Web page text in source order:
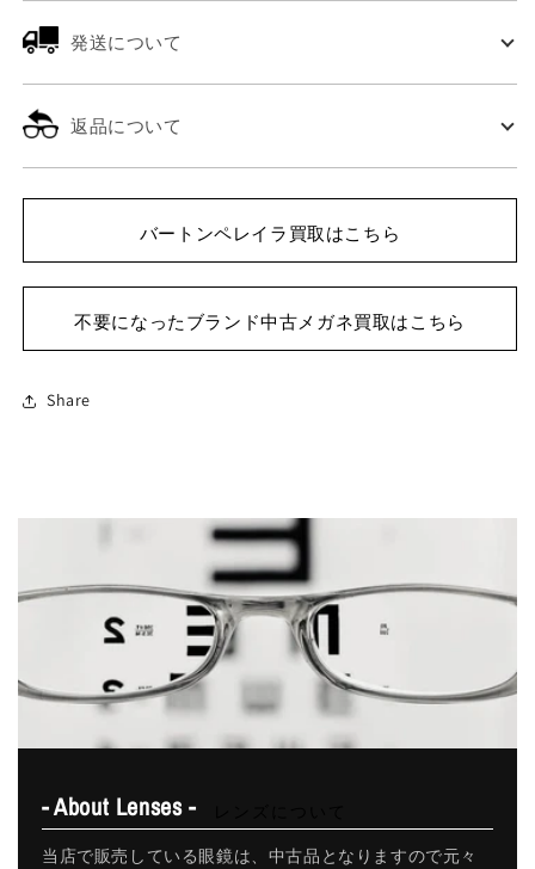
発送について
返品について
バートンペレイラ買取はこちら
不要になったブランド中古メガネ買取はこちら
Share
- About Lenses -
当店で販売している眼鏡は、中古品となりますので元々